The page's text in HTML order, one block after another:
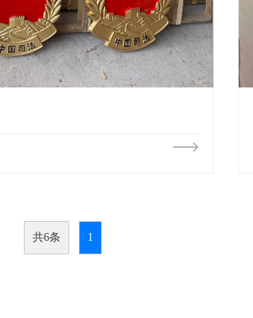
共6条 1